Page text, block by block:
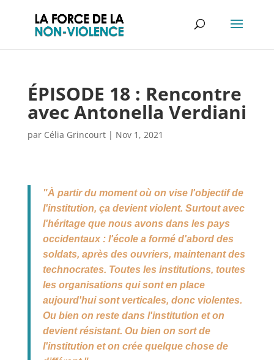
ÉPISODE 18 : Rencontre
avec Antonella Verdiani
par Célia Grincourt| Nov 1, 2021
"À partir du moment où on vise l'objectif de
l'institution, ça devient violent. Surtout avec
l'héritage que nous avons dans les pays
occidentaux : l'école a formé d'abord des
soldats, après des ouvriers, maintenant des
technocrates. Toutes les institutions, toutes
les organisations qui sont en place
aujourd'hui sont verticales, donc violentes.
Ou bien on reste dans l'institution et on
devient résistant. Ou bien on sort de
l'institution et on crée quelque chose de